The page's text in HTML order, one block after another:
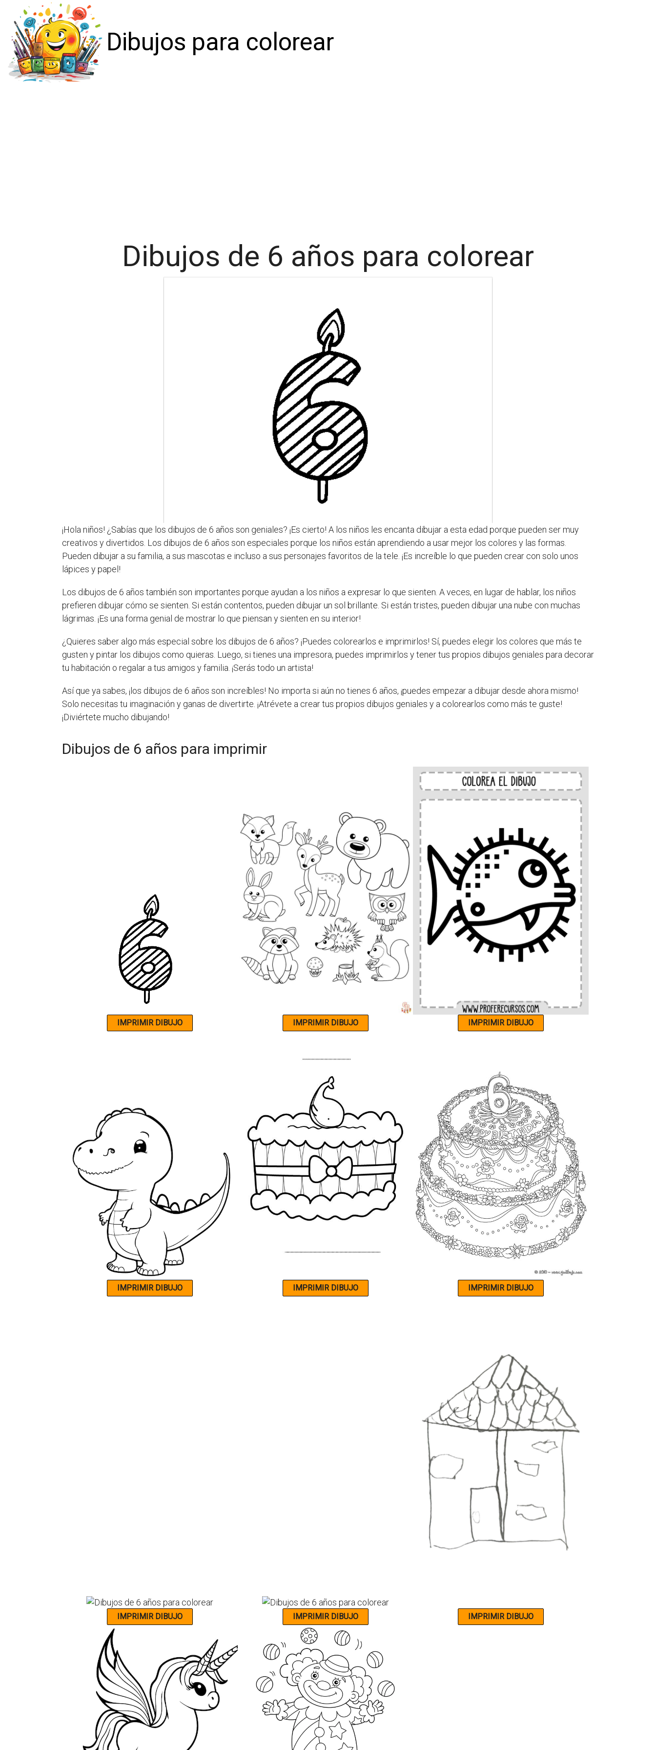
Dibujos para colorear
Dibujos de 6 años para colorear
¡Hola niños! ¿Sabías que los dibujos de 6 años son geniales? ¡Es cierto! A los niños les encanta dibujar a esta edad porque pueden ser muy
creativos y divertidos. Los dibujos de 6 años son especiales porque los niños están aprendiendo a usar mejor los colores y las formas.
Pueden dibujar a su familia, a sus mascotas e incluso a sus personajes favoritos de la tele. ¡Es increíble lo que pueden crear con solo unos
lápices y papel!
Los dibujos de 6 años también son importantes porque ayudan a los niños a expresar lo que sienten. A veces, en lugar de hablar, los niños
prefieren dibujar cómo se sienten. Si están contentos, pueden dibujar un sol brillante. Si están tristes, pueden dibujar una nube con muchas
lágrimas. ¡Es una forma genial de mostrar lo que piensan y sienten en su interior!
¿Quieres saber algo más especial sobre los dibujos de 6 años? ¡Puedes colorearlos e imprimirlos! Sí, puedes elegir los colores que más te
gusten y pintar los dibujos como quieras. Luego, si tienes una impresora, puedes imprimirlos y tener tus propios dibujos geniales para decorar
tu habitación o regalar a tus amigos y familia. ¡Serás todo un artista!
Así que ya sabes, ¡los dibujos de 6 años son increíbles! No importa si aún no tienes 6 años, ¡puedes empezar a dibujar desde ahora mismo!
Solo necesitas tu imaginación y ganas de divertirte. ¡Atrévete a crear tus propios dibujos geniales y a colorearlos como más te guste!
¡Diviértete mucho dibujando!
Dibujos de 6 años para imprimir